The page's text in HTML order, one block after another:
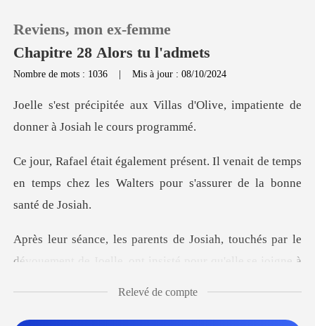
0
Historique
Reviens, mon ex-femme
Chapitre 28 Alors tu l'admets
Nombre de mots : 1036 |Mis à jour : 08/10/2024
las d'Olive, impatiente de
donn
venait de temps
en temps chez les Walters
, touchés par le
dévouement de Joelle, o
Relevé de compte